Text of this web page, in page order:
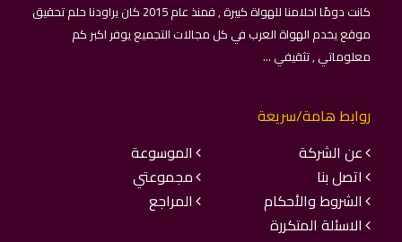
كانت دومًا احلامنا للهواة كبيرة , فمنذ عام 2015 كان يراودنا حلم تحقيق
موقع يخدم الهواة العرب في كل مجالات التجميع يوفر اكبر كم
معلوماتي , تثقيفي ...
روابط هامة/سريعة
عن الشركة
الموسوعة
اتصل بنا
مجموعتي
الشروط والأحكام
المراجع
الاسئلة المتكررة